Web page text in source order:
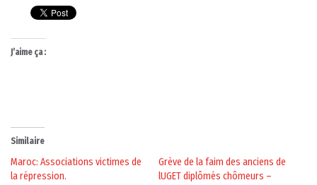
J’aime ça :
Similaire
Maroc: Associations victimes de
la répression.
Grève de la faim des anciens de
lUGET diplômés chômeurs –